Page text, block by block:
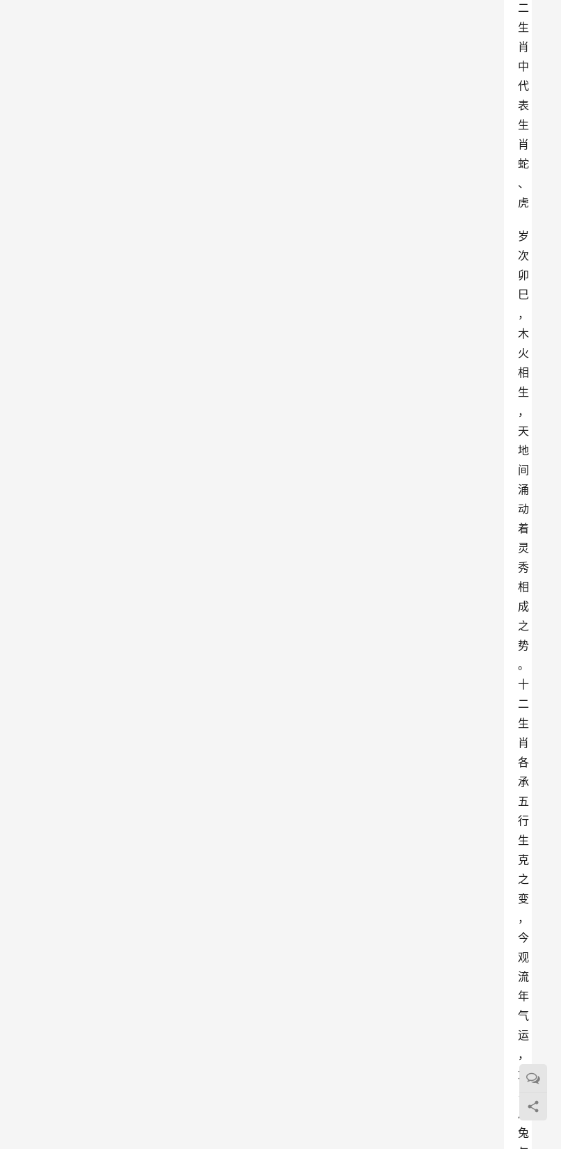
二
生
肖
中
代
表
生
肖
蛇
、
虎
岁
次
卯
巳
，
木
火
相
生
，
天
地
间
涌
动
着
灵
秀
相
成
之
势
。
十
二
生
肖
各
承
五
行
生
克
之
变
，
今
观
流
年
气
运
，
尤
以
月
兔